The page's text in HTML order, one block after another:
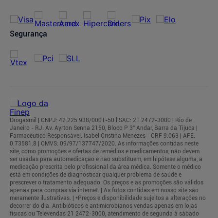
Segurança
Drogasmil | CNPJ: 42.225.938/0001-50 l SAC: 21 2472-3000 | Rio de
Janeiro - RJ: Av. Ayrton Senna 2150, Bloco P 3° Andar, Barra da Tijuca |
Farmacêutico Responsável: Isabel Cristina Menezes - CRF 9.063 | AFE:
0.73581.8 | CMVS: 09/97/137747/2020. As informações contidas neste
site, como promoções e ofertas de remédios e medicamentos, não devem
ser usadas para automedicação e não substituem, em hipótese alguma, a
medicação prescrita pelo profissional da área médica. Somente o médico
está em condições de diagnosticar qualquer problema de saúde e
prescrever o tratamento adequado. Os preços e as promoções são válidos
apenas para compras via internet. | As fotos contidas em nosso site são
meramente ilustrativas. | *Preços e disponibilidade sujeitos a alterações no
decorrer do dia. Antibióticos e antimicrobianos vendas apenas em lojas
físicas ou Televendas 21 2472-3000, atendimento de segunda à sábado